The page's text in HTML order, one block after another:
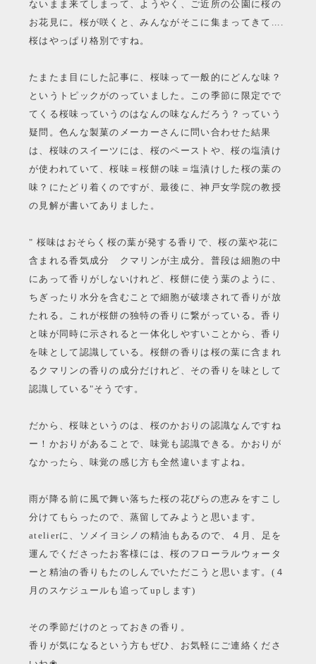
ないまま来てしまって、ようやく、ご近所の公園に桜の
お花見に。桜が咲くと、みんながそこに集まってきて....
桜はやっぱり格別ですね。
たまたま目にした記事に、桜味って一般的にどんな味？
というトピックがのっていました。この季節に限定でで
てくる桜味っていうのはなんの味なんだろう？っていう
疑問。色んな製菓のメーカーさんに問い合わせた結果
は、桜味のスイーツには、桜のペーストや、桜の塩漬け
が使われていて、桜味＝桜餅の味＝塩漬けした桜の葉の
味？にたどり着くのですが、最後に、神戸女学院の教授
の見解が書いてありました。
" 桜味はおそらく桜の葉が発する香りで、桜の葉や花に
含まれる香気成分 クマリンが主成分。普段は細胞の中
にあって香りがしないけれど、桜餅に使う葉のように、
ちぎったり水分を含むことで細胞が破壊されて香りが放
たれる。これが桜餅の独特の香りに繋がっている。香り
と味が同時に示されると一体化しやすいことから、香り
を味として認識している。桜餅の香りは桜の葉に含まれ
るクマリンの香りの成分だけれど、その香りを味として
認識している"そうです。
だから、桜味というのは、桜のかおりの認識なんですね
ー！かおりがあることで、味覚も認識できる。かおりが
なかったら、味覚の感じ方も全然違いますよね。
雨が降る前に風で舞い落ちた桜の花びらの恵みをすこし
分けてもらったので、蒸留してみようと思います。
atelierに、ソメイヨシノの精油もあるので、４月、足を
運んでくださったお客様には、桜のフローラルウォータ
ーと精油の香りもたのしんでいただこうと思います。(４
月のスケジュールも追ってupします)
その季節だけのとっておきの香り。
香りが気になるという方もぜひ、お気軽にご連絡くださ